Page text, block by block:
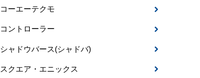
コーエーテクモ
コントローラー
シャドウバース(シャドバ)
スクエア・エニックス